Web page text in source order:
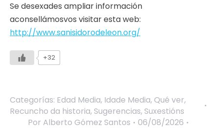
Se desexades ampliar información
aconsellámosvos visitar esta web:
http://www.sanisidorodeleon.org/
+32
Categorías: Edad Media, Idade Media, Qué ver,
Recuncho da historia, Sugerencias, Suxestións
Por Alberto Gómez Santos
06/08/2026